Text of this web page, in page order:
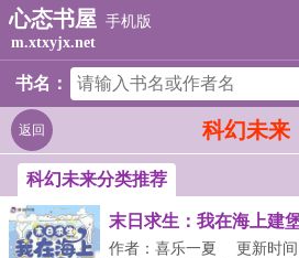
心态书屋 手机版
m.xtxyjx.net
书名：
科幻未来
返回
科幻未来分类推荐
末日求生：我在海上建
作者：喜乐一夏
更新时